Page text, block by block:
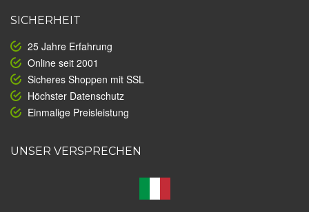
SICHERHEIT
25 Jahre Erfahrung
Online seit 2001
Sicheres Shoppen mit SSL
Höchster Datenschutz
Einmalige Preisleistung
UNSER VERSPRECHEN